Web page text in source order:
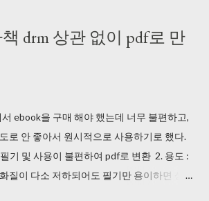
drm 상관 없이 pdf로 만
ebook을 구매 해야 했는데 너무 불편하고,
로 안 좋아서 원시적으로 사용하기로 했다.
기 및 사용이 불편하여 pdf로 변환 2. 용도 :
질이 다소 저하되어도 필기만 용이하면 상